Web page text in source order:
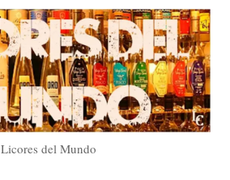
Licores del Mundo